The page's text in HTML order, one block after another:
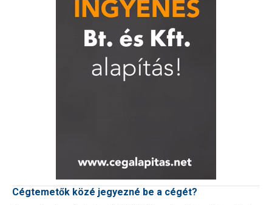
Cégtemetők közé jegyezné be a cégét?